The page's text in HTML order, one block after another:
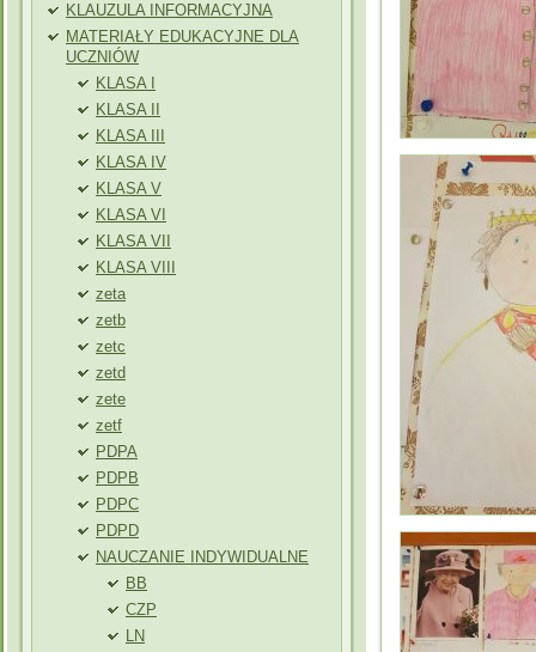
KLAUZULA INFORMACYJNA
MATERIAŁY EDUKACYJNE DLA
UCZNIÓW
KLASA I
KLASA II
KLASA III
KLASA IV
KLASA V
KLASA VI
KLASA VII
KLASA VIII
zeta
zetb
zetc
zetd
zete
zetf
PDPA
PDPB
PDPC
PDPD
NAUCZANIE INDYWIDUALNE
BB
CZP
LN